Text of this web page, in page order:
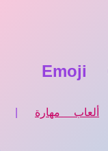
ألعاب مهارة
|